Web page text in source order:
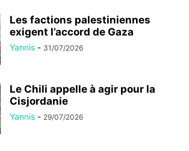
Les factions palestiniennes
exigent l’accord de Gaza
Yannis - 31/07/2026
Le Chili appelle à agir pour la
Cisjordanie
Yannis - 29/07/2026